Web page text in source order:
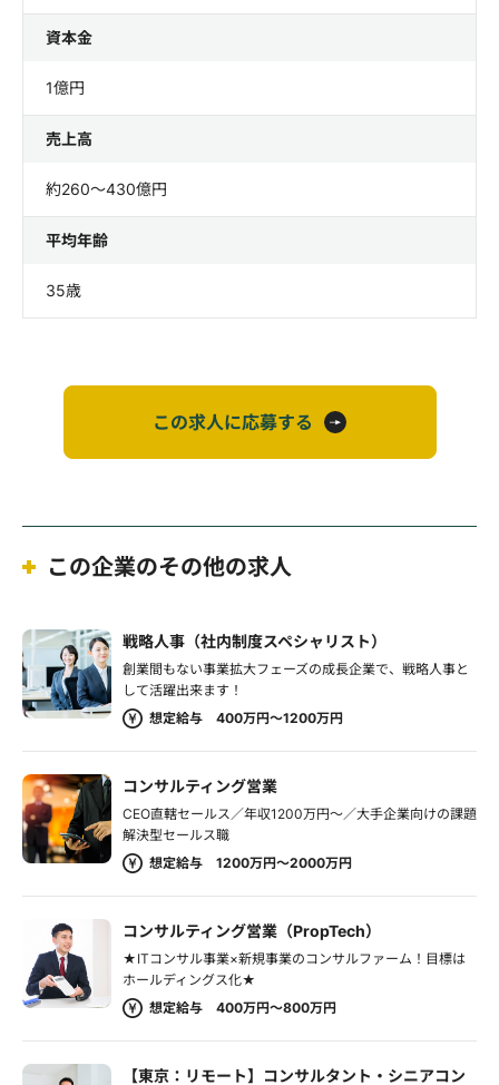
資本金
1億円
売上高
約260〜430億円
平均年齢
35歳
この求人に応募する
この企業のその他の求人
戦略人事（社内制度スペシャリスト）
創業間もない事業拡大フェーズの成長企業で、戦略人事と
して活躍出来ます！
想定給与 400万円～1200万円
コンサルティング営業
CEO直轄セールス／年収1200万円～／大手企業向けの課題
解決型セールス職
想定給与 1200万円～2000万円
コンサルティング営業（PropTech）
★ITコンサル事業×新規事業のコンサルファーム！目標は
ホールディングス化★
想定給与 400万円～800万円
【東京：リモート】コンサルタント・シニアコン